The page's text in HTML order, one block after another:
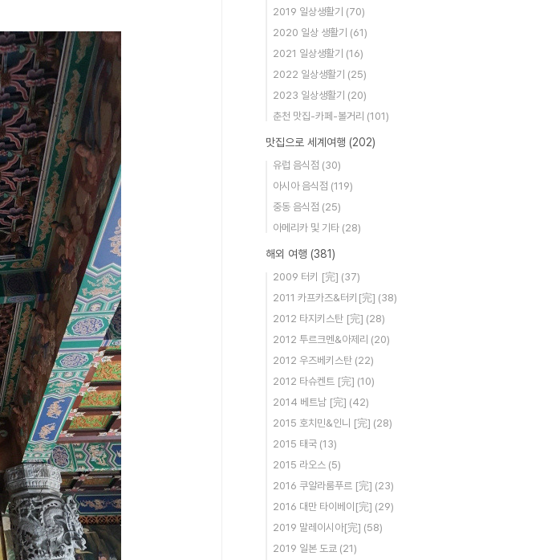
2019 일상생활기 (70)
2020 일상 생활기 (61)
2021 일상생활기 (16)
2022 일상생활기 (25)
2023 일상생활기 (20)
춘천 맛집-카페-볼거리 (101)
맛집으로 세계여행 (202)
유럽 음식점 (30)
아시아 음식점 (119)
중동 음식점 (25)
아메리카 및 기타 (28)
해외 여행 (381)
2009 터키 [完] (37)
2011 카프카즈&터키[完] (38)
2012 타지키스탄 [完] (28)
2012 투르크멘&아제리 (20)
2012 우즈베키스탄 (22)
2012 타슈켄트 [完] (10)
2014 베트남 [完] (42)
2015 호치민&인니 [完] (28)
2015 태국 (13)
2015 라오스 (5)
2016 쿠알라룸푸르 [完] (23)
2016 대만 타이베이[完] (29)
2019 말레이시아[完] (58)
2019 일본 도쿄 (21)